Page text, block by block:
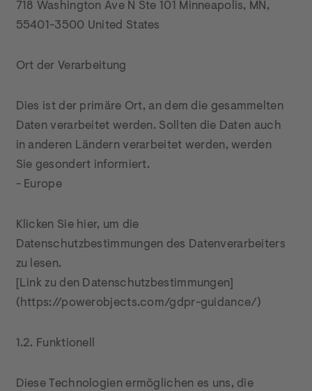
718 Washington Ave N Ste 101 Minneapolis, MN,
55401-3500 United States
Ort der Verarbeitung
Dies ist der primäre Ort, an dem die gesammelten
Daten verarbeitet werden. Sollten die Daten auch
in anderen Ländern verarbeitet werden, werden
Sie gesondert informiert.
- Europe
Klicken Sie hier, um die
Datenschutzbestimmungen des Datenverarbeiters
zu lesen.
[Link zu den Datenschutzbestimmungen]
(https://powerobjects.com/gdpr-guidance/)
1.2. Funktionell
Diese Technologien ermöglichen es uns, die